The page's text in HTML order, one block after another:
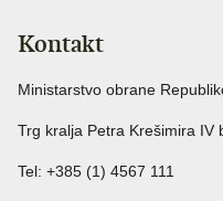
Kontakt
Ministarstvo obrane
Trg kralja Petra Krešimira IV
Tel: +385 (1) 4567 111